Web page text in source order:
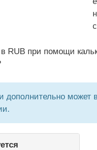
RUB при помощи
может